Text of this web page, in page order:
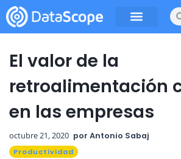
El valor de la
retroalimentación
en las empresas
octubre 21, 2020 por Antonio Sabaj
Productividad